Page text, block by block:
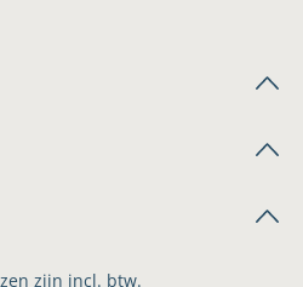
zijn incl. btw.